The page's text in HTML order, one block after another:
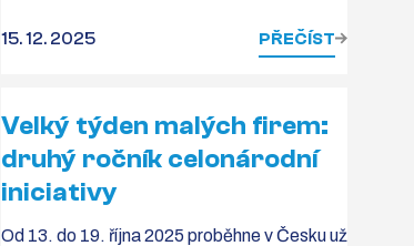
15. 12. 2025 PŘEČÍST
Velký týden malých firem:
druhý ročník celonárodní
iniciativy
Od 13. do 19. října 2025 proběhne v Česku už